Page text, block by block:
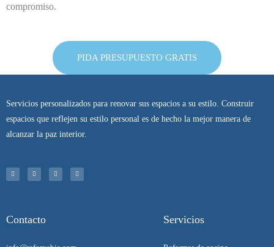
compromiso.
PIDA PRESUPUESTO GRATIS
Servicios personalizados para renovar sus espacios a su estilo. Construir
espacios que reflejen su estilo personal es de hecho la mejor manera de
alcanzar la paz interior.
s
t
a
i
t
t
c
e
b
n
t
e
Contacto Servicios